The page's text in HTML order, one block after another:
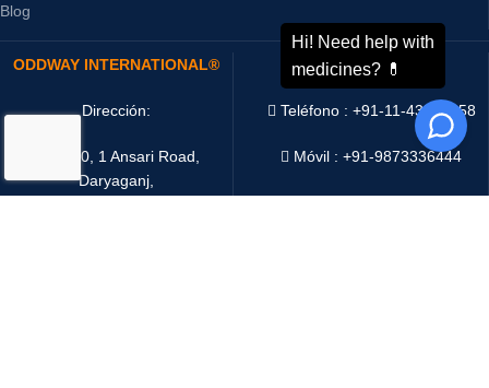
Blog
ODDWAY INTERNATIONAL®
Dirección:
4216/20, 1 Ansari Road,
Daryaganj,
CONTÁCTANOS
Teléfono : +91-11-43526658
Móvil : +91-9873336444
WhatsApp :+91-9873336444